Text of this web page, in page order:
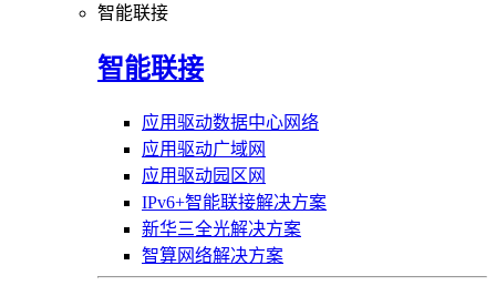
智能联接
智能联接
应用驱动数据中心网络
应用驱动广域网
应用驱动园区网
IPv6+智能联接解决方案
新华三全光解决方案
智算网络解决方案